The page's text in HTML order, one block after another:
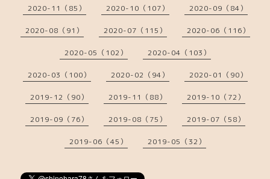
2020-11（85） 2020-10（107） 2020-09（84）
2020-08（91） 2020-07（115） 2020-06（116）
2020-05（102） 2020-04（103）
2020-03（100） 2020-02（94） 2020-01（90）
2019-12（90） 2019-11（88） 2019-10（72）
2019-09（76） 2019-08（75） 2019-07（58）
2019-06（45） 2019-05（32）